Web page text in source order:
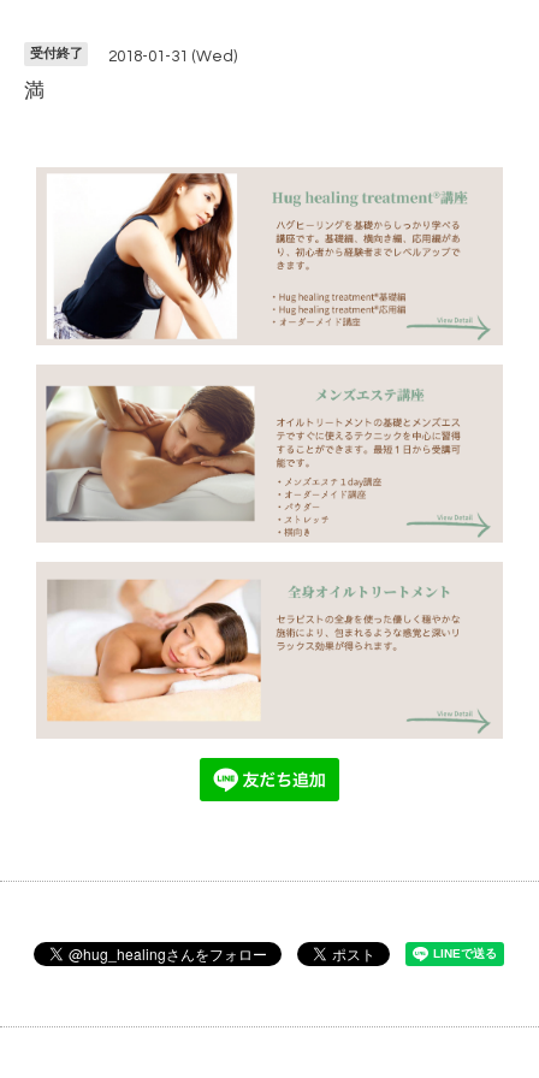
受付終了 2018-01-31 (Wed)
満